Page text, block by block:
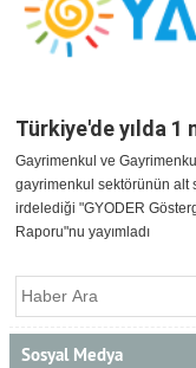
Türkiye'de yılda
Gayrimenkul ve
gayrimenkul sektörünün alt
irdelediği "GYODER
Raporu"nu yayımladı
Sosyal Medya